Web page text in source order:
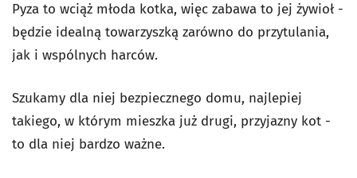
Pyza to wciąż młoda kotka, więc zabawa to jej żywioł -
będzie idealną towarzyszką zarówno do przytulania,
jak i wspólnych harców.
Szukamy dla niej bezpiecznego domu, najlepiej
takiego, w którym mieszka już drugi, przyjazny kot -
to dla niej bardzo ważne.